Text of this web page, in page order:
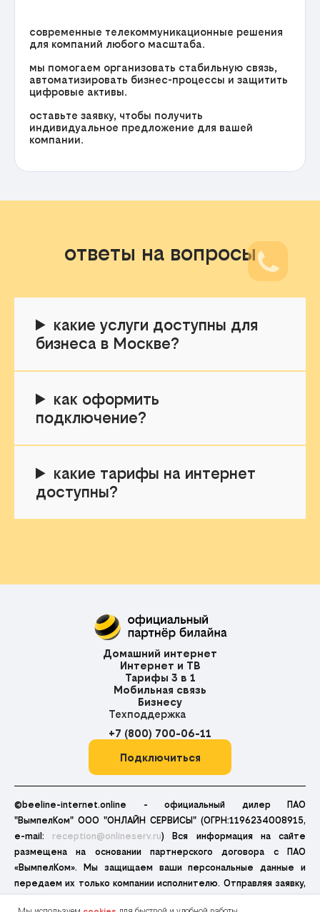
современные телекоммуникационные решения
для компаний любого масштаба.
мы помогаем организовать стабильную связь,
автоматизировать бизнес-процессы и защитить
цифровые активы.
оставьте заявку, чтобы получить
индивидуальное предложение для вашей
компании.
ответы на вопросы
какие услуги доступны для
бизнеса в Москве?
как оформить
подключение?
какие тарифы на интернет
доступны?
Домашний интернет
Интернет и ТВ
Тарифы 3 в 1
Мобильная связь
Бизнесу
Техподдержка
+7 (800) 700-06-11
Подключиться
©beeline-internet.online - официальный дилер ПАО
"ВымпелКом" ООО "ОНЛАЙН СЕРВИСЫ" (ОГРН:1196234008915,
e-mail: reception@onlineserv.ru) Вся информация на сайте
размещена на основании партнерского договора с ПАО
«ВымпелКом». Мы защищаем ваши персональные данные и
передаем их только компании исполнителю. Отправляя заявку,